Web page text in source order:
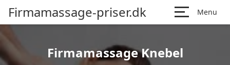
Firmamassage-priser.dk Menu
Firmamassage Knebel